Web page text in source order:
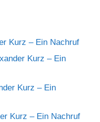
Kurz – Ein Nachruf
Kurz – Ein
Kurz – Ein
Kurz – Ein Nachruf